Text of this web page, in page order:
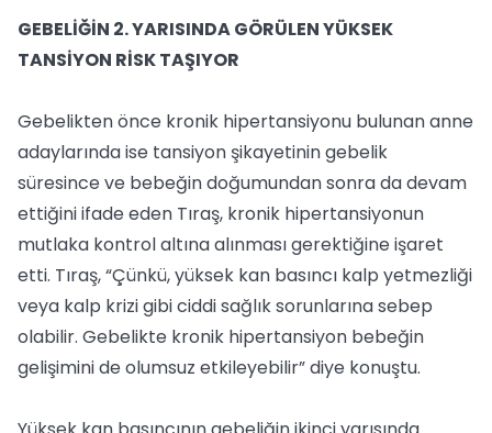
GEBELİĞİN 2. YARISINDA GÖRÜLEN YÜKSEK
TANSİYON RİSK TAŞIYOR
Gebelikten önce kronik hipertansiyonu bulunan anne
adaylarında ise tansiyon şikayetinin gebelik
süresince ve bebeğin doğumundan sonra da devam
ettiğini ifade eden Tıraş, kronik hipertansiyonun
mutlaka kontrol altına alınması gerektiğine işaret
etti. Tıraş, “Çünkü, yüksek kan basıncı kalp yetmezliği
veya kalp krizi gibi ciddi sağlık sorunlarına sebep
olabilir. Gebelikte kronik hipertansiyon bebeğin
gelişimini de olumsuz etkileyebilir” diye konuştu.